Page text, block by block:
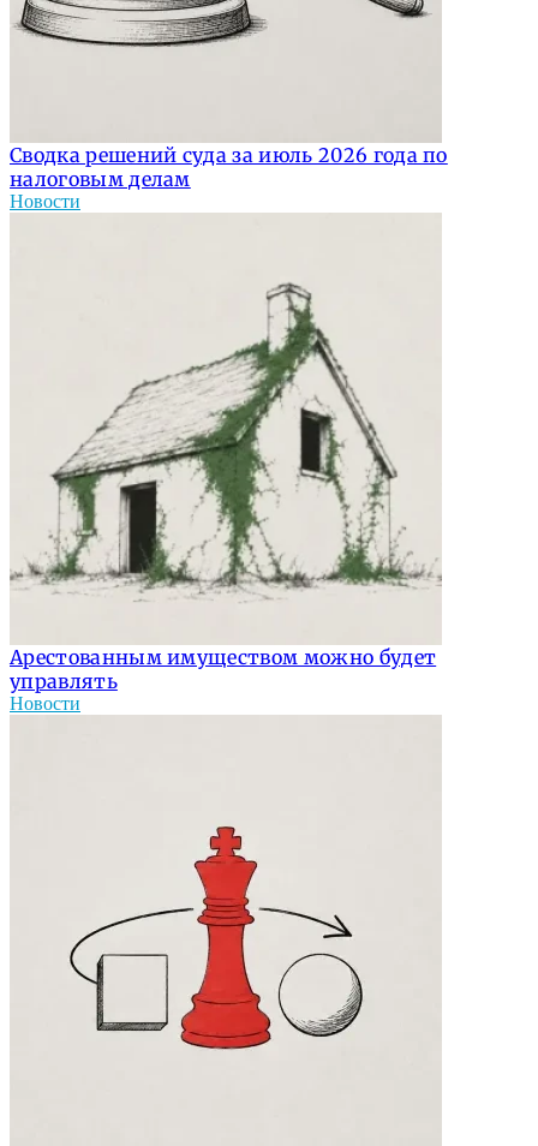
Сводка решений суда за июль 2026 года по
налоговым делам
Новости
Арестованным имуществом можно будет
управлять
Новости